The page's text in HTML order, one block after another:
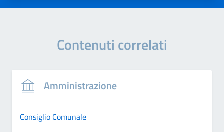
Contenuti correlati
Amministrazione
Consiglio Comunale